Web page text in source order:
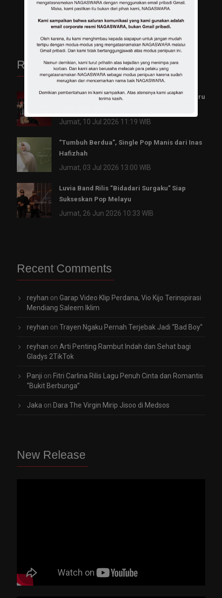
October 11, 2023
Negeri
October 4, 2023
Recent Posts
Sandrina & Ncum Ajak Nikah di Single Terbaru
Jumat, 10 Jul 2026 11:19 WIB
“Tumbuh Berdua”, Single Pop Manis dari Inas
Hafizhah
Jumat, 03 Jul 2026 13:00 WIB
Luvia Band Rilis “Bidadari Surgaku” Siap
Sukseskan Pop Melayu
Jumat, 26 Jun 2026 10:33 WIB
Recent Comments
reyhan on Garap Video Klip Perdana, Vio Kijo Terinspirasi
Mendiang Saleem Iklim
reyhan on Trayen Ngaku Pernah Terjebak Jadi “Bad Boy”
reyhan on Arti Penting Rambut Indah dan Sehat bagi
Gladys 2TikTok
Panji on Fitri Carlina Rilis Lagu Penuh Cinta dan Romantis
“Bukit Berbunga”
Jaka on Dara The Virgin Mirip Jisoo di Medsos
New Release